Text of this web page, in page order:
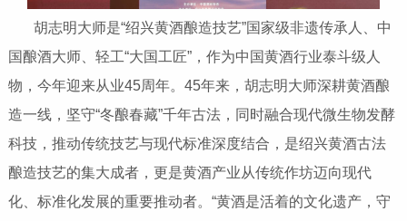
胡志明大师是“绍兴黄酒酿造技艺”国家级非遗传承人、中
国酿酒大师、轻工“大国工匠”，作为中国黄酒行业泰斗级人
物，今年迎来从业45周年。45年来，胡志明大师深耕黄酒酿
造一线，坚守“冬酿春藏”千年古法，同时融合现代微生物发酵
科技，推动传统技艺与现代标准深度结合，是绍兴黄酒古法
酿造技艺的集大成者，更是黄酒产业从传统作坊迈向现代
化、标准化发展的重要推动者。“黄酒是活着的文化遗产，守